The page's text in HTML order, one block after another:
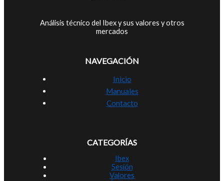
Análisis técnico del Ibex y sus valores y otros
mercados
NAVEGACIÓN
Inicio
Manuales
Contacto
CATEGORÍAS
Ibex
Sesión
Valores